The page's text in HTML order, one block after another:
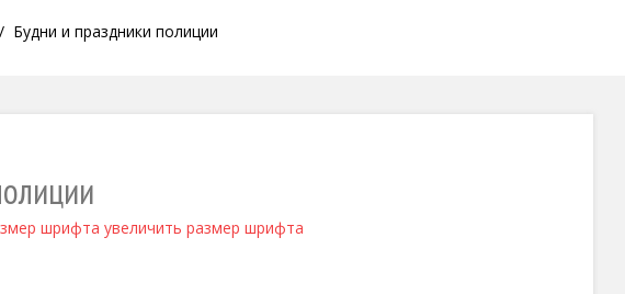
Будни и праздники полиции
шрифта увеличить размер шрифта